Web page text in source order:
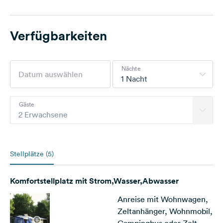
Verfügbarkeiten
1 Nacht
Nächte
2 Erwachsene
Gäste
Stellplätze (5)
Komfortstellplatz mit Strom,Wasser,Abwasser
Anreise mit Wohnwagen,
Zeltanhänger, Wohnmobil,